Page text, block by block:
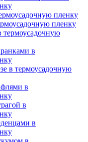
пленку
пленку
термоусадочную
в
в термоусадочную
в
в
в